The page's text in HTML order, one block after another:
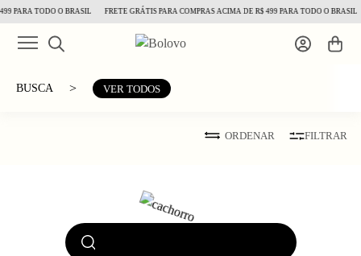
PARA TODO O BRASIL FRETE GRÁTIS PARA COMPRAS ACIMA DE R$ 499 PARA TODO O BRASIL
BUSCA > VER TODOS
ORDENAR FILTRAR